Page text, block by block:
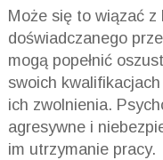
Może się to wiązać z
doświadczanego
mogą popełnić
swoich
ich zwolnienia.
agresywne i
im utrzymanie pracy.